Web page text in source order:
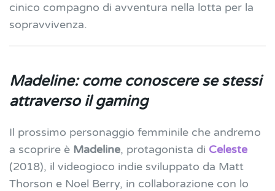
cinico compagno di avventura nella lotta per la
sopravvivenza.
Madeline: come conoscere se stessi
attraverso il gaming
Il prossimo personaggio femminile che andremo
a scoprire è Madeline, protagonista di Celeste
(2018), il videogioco indie sviluppato da Matt
Thorson e Noel Berry, in collaborazione con lo